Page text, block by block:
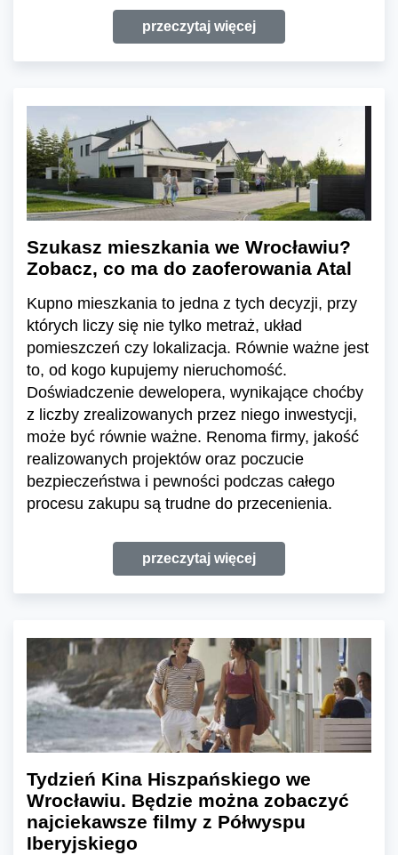
przeczytaj więcej
Szukasz mieszkania we Wrocławiu?
Zobacz, co ma do zaoferowania Atal
Kupno mieszkania to jedna z tych decyzji, przy
których liczy się nie tylko metraż, układ
pomieszczeń czy lokalizacja. Równie ważne jest
to, od kogo kupujemy nieruchomość.
Doświadczenie dewelopera, wynikające choćby
z liczby zrealizowanych przez niego inwestycji,
może być równie ważne. Renoma firmy, jakość
realizowanych projektów oraz poczucie
bezpieczeństwa i pewności podczas całego
procesu zakupu są trudne do przecenienia.
przeczytaj więcej
Tydzień Kina Hiszpańskiego we
Wrocławiu. Będzie można zobaczyć
najciekawsze filmy z Półwyspu
Iberyjskiego